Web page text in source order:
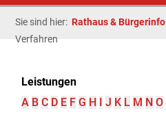
Sie sind hier: Rathaus & Bürgerinfo
Verfahren
Leistungen
A B C D E F G H I J K L M N O